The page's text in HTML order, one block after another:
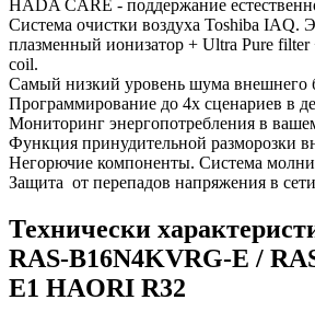
HADA CARE - поддержание
Система очистки воздуха Toshiba IAQ.
плазменный ионизатор + Ultra Pure
coil.
Самый низкий уровень шума внешнего
Программирование до 4х сценариев в
Мониторинг энергопотребления в
Функция принудительной разморозки
Негорючие компоненты. Система
Защита от перепадов напряжения в
Технически
RAS-B16N4KVRG-E /
E1 HAORI R32